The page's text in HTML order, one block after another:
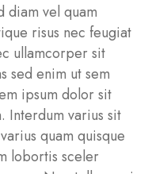
diam vel quam
risus nec feugiat
ullamcorper sit
sed enim ut sem
ipsum dolor sit
Interdum varius sit
quam quisque
lobortis sceler